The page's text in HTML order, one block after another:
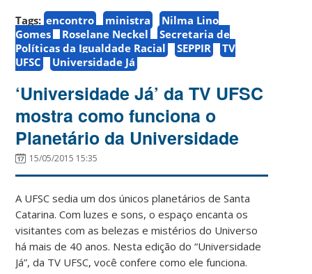
Tags: encontro ministra
Nilma Lino
Gomes
Roselane Neckel
Secretaria de
Políticas da Igualdade Racial
SEPPIR
TV
UFSC
Universidade Já
‘Universidade Já’ da TV UFSC
mostra como funciona o
Planetário da Universidade
15/05/2015 15:35
A UFSC sedia um dos únicos planetários de Santa
Catarina. Com luzes e sons, o espaço encanta os
visitantes com as belezas e mistérios do Universo
há mais de 40 anos. Nesta edição do “Universidade
Já”, da TV UFSC, você confere como ele funciona.